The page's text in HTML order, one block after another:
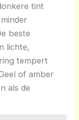
tint
beste
lichte,
tempert
of amber
als de